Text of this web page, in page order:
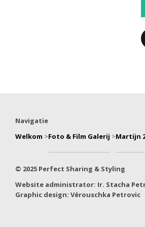
Navigatie
Welkom >Foto & Film Galerij >Martijn
© 2025 Perfect Sharing & Styling
Website administrator: Ir. Stacha
Graphic design: Vérouschka Petrovic